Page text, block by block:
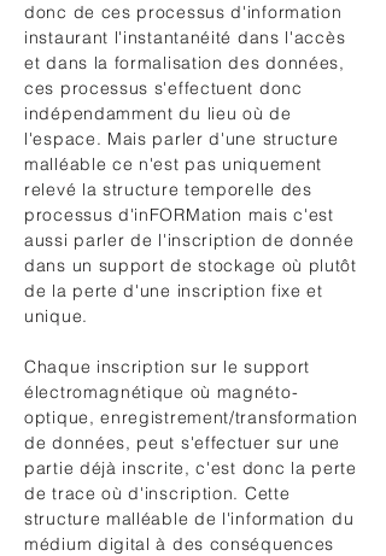
donc de ces processus d'information
instaurant l'instantanéité dans l'accès
et dans la formalisation des données,
ces processus s'effectuent donc
indépendamment du lieu où de
l'espace. Mais parler d'une structure
malléable ce n'est pas uniquement
relevé la structure temporelle des
processus d'inFORMation mais c'est
aussi parler de l'inscription de donnée
dans un support de stockage où plutôt
de la perte d'une inscription fixe et
unique.
Chaque inscription sur le support
électromagnétique où magnéto-
optique, enregistrement/transformation
de données, peut s'effectuer sur une
partie déjà inscrite, c'est donc la perte
de trace où d'inscription. Cette
structure malléable de l'information du
médium digital à des conséquences